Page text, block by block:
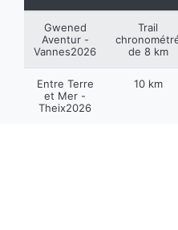
Gwened
Aventur -
Vannes2026
Trail
de 8 km
Entre Terre
et Mer -
Theix2026
10 km